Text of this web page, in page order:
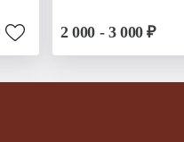
2 000 - 3 000 ₽